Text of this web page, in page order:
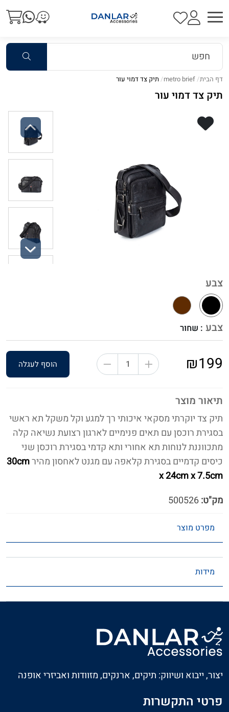
דף הבית metro brief תיק צד דמוי עור
תיק צד דמוי עור
תיאור מוצר
תיק צד יוקרתי מסקאי איכותי רך למגע וקל משקל תא ראשי
בסגירת רוכסן עם תאים פנימיים לארגון רצועת נשיאה קלה
מתכווננת לנוחות תא אחורי ותא קדמי בסגירת רוכסן שני
כיסים קדמיים בסגירת קלאפה עם מגנט לאחסון מהיר30cm
x 24cm x 7.5cm
מק"ט:
צבע
צבע : שחור
₪199 הוסף לעגלה
מפרט מוצר
מידות
Previous
Next
יצור, ייבוא ושיווק: תיקים, ארנקים, מזוודות ואביזרי אופנה
פרטי התקשרות